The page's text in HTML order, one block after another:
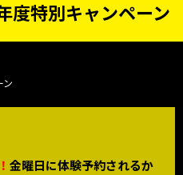
度特別キャンペーン
ン
金曜日に体験予約されるか